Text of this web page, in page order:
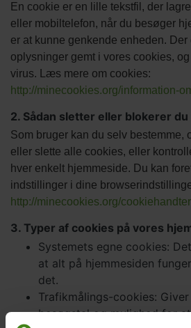
En cookie er en lille tekstfil, der
eller mobiltelefon, når du besøger
er at kunne genkende enheden.
oplysninger gemt i vores cookies,
virus. Læs mere om cookies:
http://minecookies.org/information-
2. Sådan sletter eller blokerer
Som bruger kan du selv bestemme,
eller slette alle cookies, eller
hver enkelt hjemmeside. Du kan
indstillinger i dine
http://minecookies.org/
3. Typer af cookies på vores
Systemets egne cookies:
at alt på hjemmesiden
det.
Trafikmålings-cookies:
besøgstal og mulighed for